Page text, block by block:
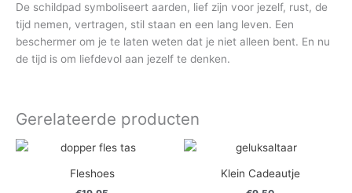
De schildpad symboliseert aarden, lief zijn voor jezelf, rust, de
tijd nemen, vertragen, stil staan en een lang leven. Een
beschermer om je te laten weten dat je niet alleen bent. En nu
de tijd is om liefdevol aan jezelf te denken.
Gerelateerde producten
Fleshoes Klein Cadeautje